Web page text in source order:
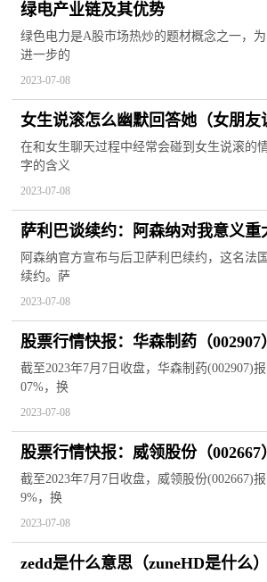
绿电产业链及其优势
绿色电力是A股市场热炒的题材概念之一，
进一步的
2023-07-08
女生说滚怎么幽默回答她（女朋友
智回复）
在和女生聊天过程中经常会碰到女生说滚的
字的含义
2023-07-08
萨利巴谈续约：阿森纳对我意义重
着特殊的联系
阿森纳官方宣布与后卫萨利巴续约，这名法
续约。萨
2023-07-08
股票行情快报：华森制药（002907
金净买入134.05万元
截至2023年7月7日收盘，华森制药(002907)
07%，换
2023-07-08
股票行情快报：威领股份（002667
金净卖出191.88万元
截至2023年7月7日收盘，威领股份(002667)
9%，换
2023-07-08
zedd是什么意思（zuneHD是什么）